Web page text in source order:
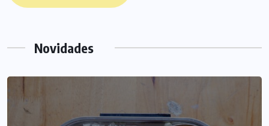
Novidades